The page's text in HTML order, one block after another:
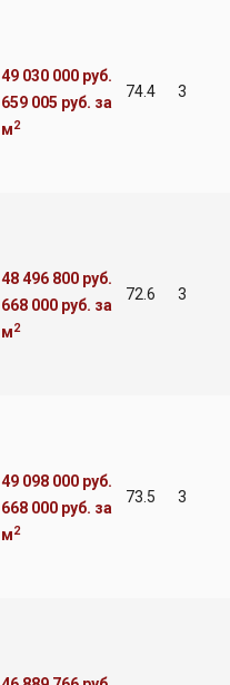
49 030 000 руб.
659 005 руб. за
м2
74.4 3
48 496 800 руб.
668 000 руб. за
м2
72.6 3
49 098 000 руб.
668 000 руб. за
м2
73.5 3